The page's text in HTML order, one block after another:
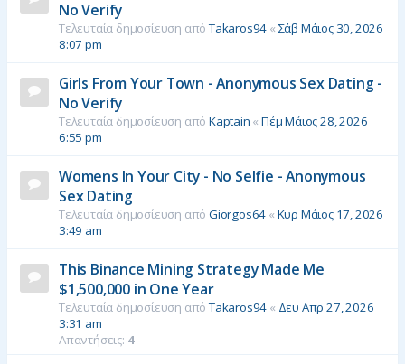
No Verify
Τελευταία δημοσίευση απόTakaros94 « Σάβ Μάιος 30, 2026
8:07 pm
Girls From Your Town - Anonymous Sex Dating -
No Verify
Τελευταία δημοσίευση απόKaptain «Πέμ Μάιος 28, 2026
6:55 pm
Womens In Your City - No Selfie - Anonymous
Sex Dating
Τελευταία δημοσίευση απόGiorgos64 « Κυρ Μάιος 17, 2026
3:49 am
This Binance Mining Strategy Made Me
$1,500,000 in One Year
Τελευταία δημοσίευση απόTakaros94 « Δευ Απρ 27, 2026
3:31 am
Απαντήσεις: 4